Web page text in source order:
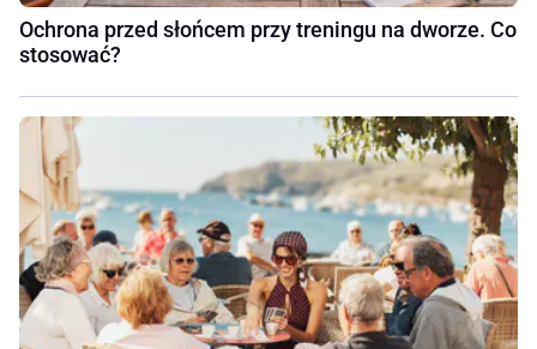
Ochrona przed słońcem przy treningu na dworze. Co
stosować?